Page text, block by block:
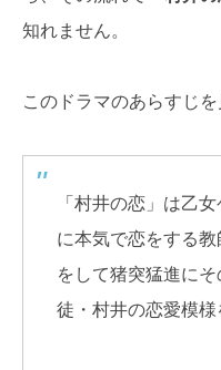
知れません。
このドラマのあらすじを
「村井の恋」は乙
に本気で恋をする
をして猪突猛進に
徒・村井の恋愛模様